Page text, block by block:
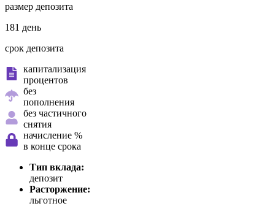
размер депозита
181 день
срок депозита
капитализация
процентов
без
пополнения
без частичного
снятия
начисление %
в конце срока
Тип вклада:
депозит
Расторжение:
льготное